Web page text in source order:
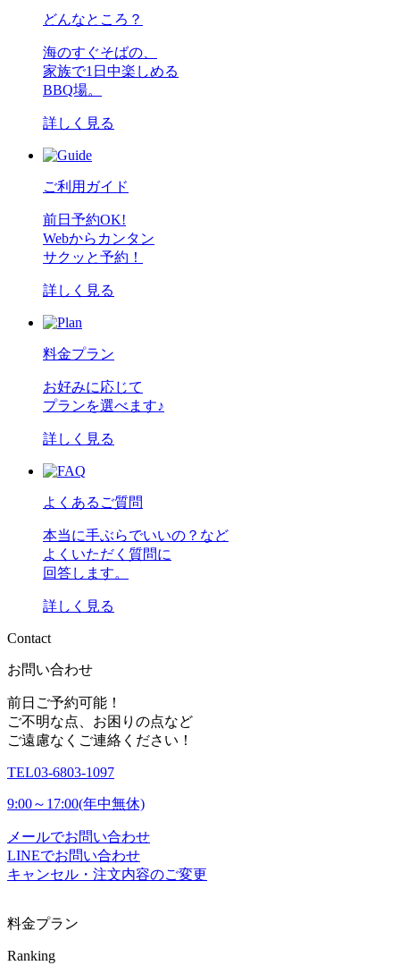
どんなところ？
海のすぐそばの、
家族で1日中楽しめる
BBQ場。
詳しく見る
ご利用ガイド
前日予約OK!
Webからカンタン
サクッと予約！
詳しく見る
料金プラン
お好みに応じて
プランを選べます♪
詳しく見る
よくあるご質問
本当に手ぶらでいいの？など
よくいただく質問に
回答します。
詳しく見る
Contact
お問い合わせ
前日ご予約可能！
ご不明な点、お困りの点など
ご遠慮なくご連絡ください！
TEL03-6803-1097
9:00～17:00(年中無休)
メールでお問い合わせ
LINEでお問い合わせ
キャンセル・注文内容のご変更
料金プラン
Ranking